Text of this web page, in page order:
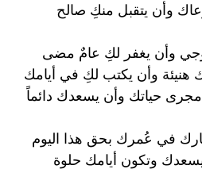
وأن يتقبل منكِ صالح
وأن يغفر لكِ عامٌ مضى
هنيئة وأن يكتب لكِ في أيامك
مجرى حياتك وأن يسعدك دائماً
في عُمرك بحق هذا اليوم
وتكون أيامك حلوة